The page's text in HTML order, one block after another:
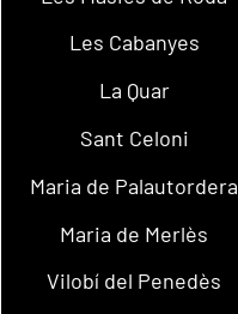
Les Cabanyes
La Quar
Sant Celoni
Maria de Palautordera
Maria de Merlès
Vilobí del Penedès